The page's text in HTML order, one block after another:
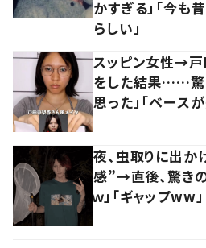
かすぎる」「今も
らしい」
スッピン女性→戸
をした結果……驚
思った」「ベースが
夜、虫取りに出
感”→直後、驚き
ｗ」「ギャップww」